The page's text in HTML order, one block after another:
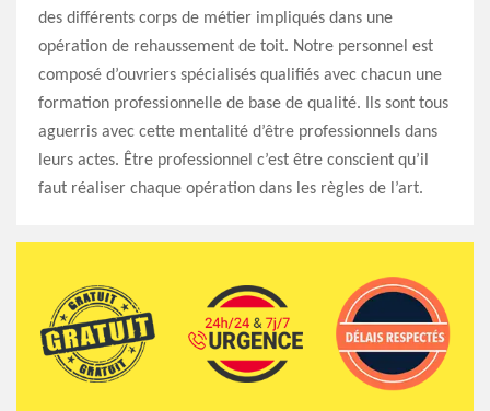
des différents corps de métier impliqués dans une
opération de rehaussement de toit. Notre personnel est
composé d’ouvriers spécialisés qualifiés avec chacun une
formation professionnelle de base de qualité. Ils sont tous
aguerris avec cette mentalité d’être professionnels dans
leurs actes. Être professionnel c’est être conscient qu’il
faut réaliser chaque opération dans les règles de l’art.